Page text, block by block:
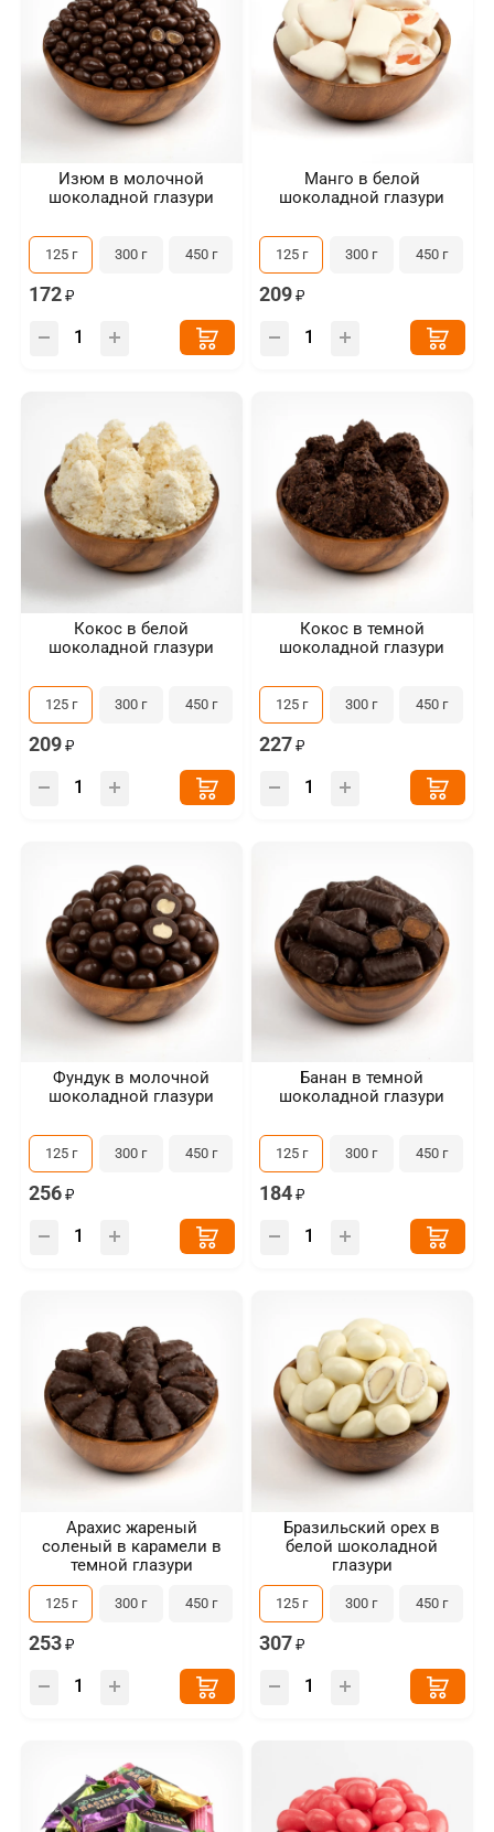
Изюм в молочной
шоколадной глазури
125 г 300 г 450 г
172
Манго в белой
шоколадной глазури
125 г 300 г 450 г
209
Кокос в белой
шоколадной глазури
125 г 300 г 450 г
209
Кокос в темной
шоколадной глазури
125 г 300 г 450 г
227
Фундук в молочной
шоколадной глазури
125 г 300 г 450 г
256
Банан в темной
шоколадной глазури
125 г 300 г 450 г
184
Арахис жареный
соленый в карамели в
темной глазури
125 г 300 г 450 г
253
Бразильский орех в
белой шоколадной
глазури
125 г 300 г 450 г
307